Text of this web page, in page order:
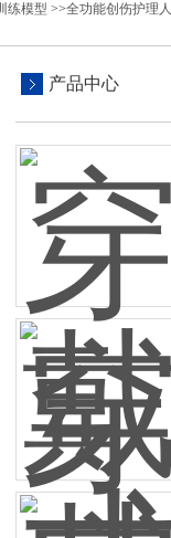
练模型 >>全功能创伤护理人
产品中心